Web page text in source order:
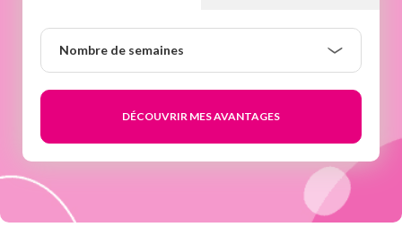
semaines
Nombre de semaines